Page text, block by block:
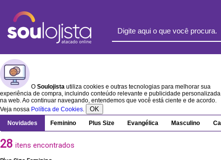
O Soulojista utiliza cookies e outras tecnologias para melhorar sua
experiência de compra, incluindo conteúdo relevante e publicidade personalizada
na web. Ao continuar navegando, entendemos que você está ciente e de acordo.
Veja nossa Política de Cookies. OK
Novidades Feminino Plus Size Evangélica Masculino
28 itens encontrados